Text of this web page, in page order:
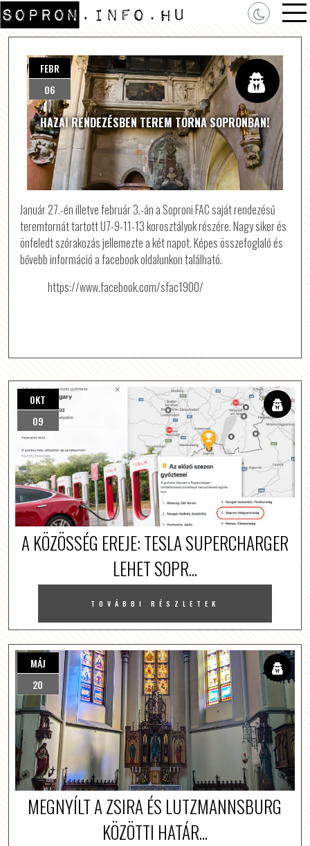
HAZAI RENDEZÉSBEN TEREM TORNA SOPRONBAN!
FEBR
06
Január 27.-én illetve február 3.-án a Soproni FAC saját rendezésű
teremtornát tartott U7-9-11-13 korosztályok részére. Nagy siker és
önfeledt szórakozás jellemezte a két napot. Képes összefoglaló és
bővebb információ a facebook oldalunkon található.
https://www.facebook.com/sfac1900/
OKT
09
A KÖZÖSSÉG EREJE: TESLA SUPERCHARGER
LEHET SOPR...
TOVÁBBI RÉSZLETEK
MÁJ
20
MEGNYÍLT A ZSIRA ÉS LUTZMANNSBURG
KÖZÖTTI HATÁR...